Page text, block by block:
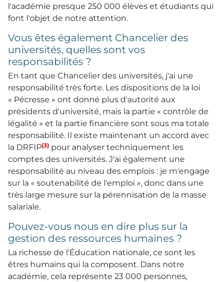
l'académie presque 250 000 élèves et étudiants qui
font l'objet de notre attention.
Vous êtes également Chancelier des
universités, quelles sont vos
responsabilités ?
En tant que Chancelier des universités, j'ai une
responsabilité très forte. Les dispositions de la loi
« Pécresse » ont donné plus d'autorité aux
présidents d'université, mais la partie « contrôle de
légalité » et la partie financière sont sous ma totale
responsabilité. Il existe maintenant un accord avec
la DRFIP(3) pour analyser techniquement les
comptes des universités. J'ai également une
responsabilité au niveau des emplois : je m'engage
sur la « soutenabilité de l'emploi », donc dans une
très large mesure sur la pérennisation de la masse
salariale.
Pouvez-vous nous en dire plus sur la
gestion des ressources humaines ?
La richesse de l'Éducation nationale, ce sont les
êtres humains qui la composent. Dans notre
académie, cela représente 23 000 personnes,